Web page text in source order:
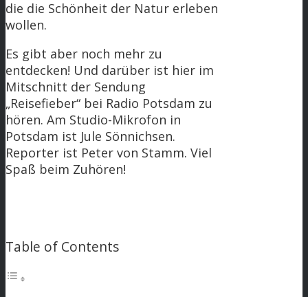
die die Schönheit der Natur erleben
wollen.
Es gibt aber noch mehr zu
entdecken! Und darüber ist hier im
Mitschnitt der Sendung
„Reisefieber“ bei Radio Potsdam zu
hören. Am Studio-Mikrofon in
Potsdam ist Jule Sönnichsen.
Reporter ist Peter von Stamm. Viel
Spaß beim Zuhören!
Table of Contents